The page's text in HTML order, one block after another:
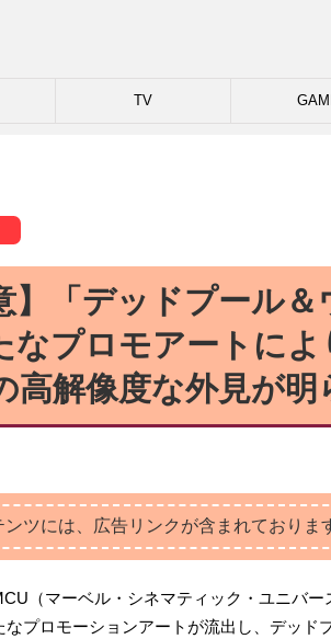
TV
】「デッドプール＆
なプロモアートによ
高解像度な外見が明
ツには、広告リンクが含まれておりま
（マーベル・シネマティック・ユニバー
なプロモーションアートが流出し、デッド